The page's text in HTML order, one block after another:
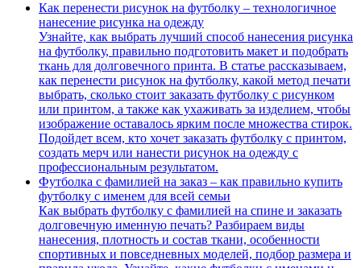
Как перенести рисунок на футболку – технологичное
нанесение рисунка на одежду
Узнайте, как выбрать лучший способ нанесения рисунка
на футболку, правильно подготовить макет и подобрать
ткань для долговечного принта. В статье рассказываем,
как перенести рисунок на футболку, какой метод печати
выбрать, сколько стоит заказать футболку с рисунком
или принтом, а также как ухаживать за изделием, чтобы
изображение оставалось ярким после множества стирок.
Подойдет всем, кто хочет заказать футболку с принтом,
создать мерч или нанести рисунок на одежду с
профессиональным результатом.
Футболка с фамилией на заказ – как правильно купить
футболку с именем для всей семьи
Как выбрать футболку с фамилией на спине и заказать
долговечную именную печать? Разбираем виды
нанесения, плотность и состав ткани, особенности
спортивных и повседневных моделей, подбор размера и